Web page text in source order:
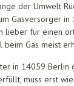
der Umwelt
Gasversorger in
lieber für einen
Gas meist
in 14059 Berlin
muss erst